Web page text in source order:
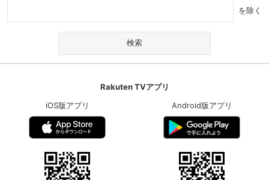
を除く
Rakuten TVアプリ
iOS版アプリ
Android版アプリ